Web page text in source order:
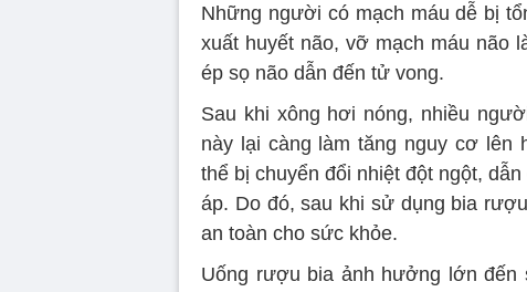
Những người có mạch máu dễ bị
xuất huyết não, vỡ mạch máu não
ép sọ não dẫn đến tử vong.
Sau khi xông hơi nóng, nhiều
này lại càng làm tăng nguy cơ lên
thể bị chuyển đổi nhiệt đột ngột,
áp. Do đó, sau khi sử dụng bia
an toàn cho sức khỏe.
Uống rượu bia ảnh hưởng lớn